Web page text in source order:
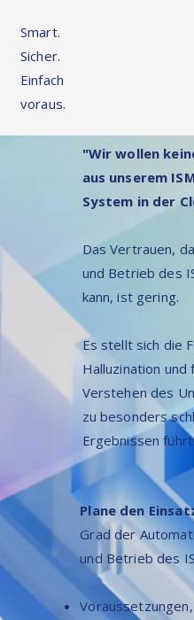
Smart.
Sicher.
Einfach
voraus.
"Wir wollen
aus unserem
System in der
Das Vertrauen,
und Betrieb des
kann, ist gering.
Es stellt sich die
Halluzination und
Verstehen des
zu besonders
Ergebnissen
Plane den
Grad der
und Betrieb des